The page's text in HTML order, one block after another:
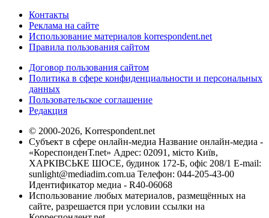
Контакты
Реклама на сайте
Использование материалов korrespondent.net
Правила пользования сайтом
Договор пользования сайтом
Политика в сфере конфиденциальности и персональных
данных
Пользовательское соглашение
Редакция
© 2000-2026, Korrespondent.net
Субъект в сфере онлайн-медиа Название онлайн-медиа -
«КореспонденТ.net» Адрес: 02091, місто Київ,
ХАРКІВСЬКЕ ШОСЕ, будинок 172-Б, офіс 208/1 E-mail:
sunlight@mediadim.com.ua Телефон: 044-205-43-00
Идентификатор медиа - R40-06068
Использование любых материалов, размещённых на
сайте, разрешается при условии ссылки на